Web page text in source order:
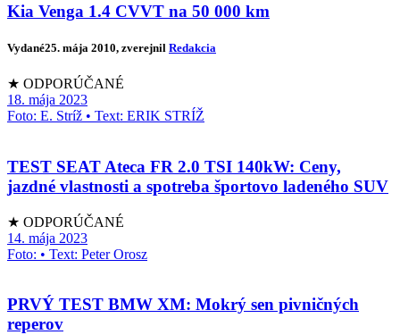
Kia Venga 1.4 CVVT na 50 000 km
Vydané25. mája 2010, zverejnil Redakcia
★ ODPORÚČANÉ
18. mája 2023
Foto: E. Stríž • Text: ERIK STRÍŽ
TEST SEAT Ateca FR 2.0 TSI 140kW: Ceny,
jazdné vlastnosti a spotreba športovo ladeného SUV
★ ODPORÚČANÉ
14. mája 2023
Foto: • Text: Peter Orosz
PRVÝ TEST BMW XM: Mokrý sen pivničných
reperov